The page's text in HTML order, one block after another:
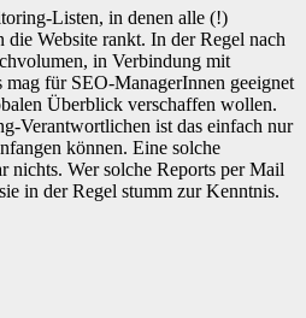
Listen, in denen alle (!)
die Website rankt. In der Regel nach
in Verbindung mit
für SEO-ManagerInnen geeignet
Überblick verschaffen wollen.
Verantwortlichen ist das einfach nur
können. Eine solche
nichts. Wer solche Reports per Mail
in der Regel stumm zur Kenntnis.